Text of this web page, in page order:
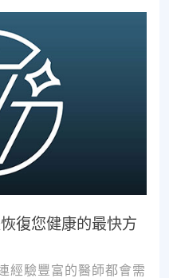
復您健康的最快方
經驗豐富的醫師都會需